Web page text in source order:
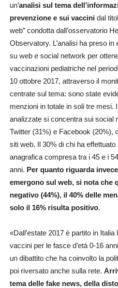
un’analisi sul tema
prevenzione e sui vaccini dal
web” condotta dall’osservatorio
Observatory. L’analisi ha preso
su web e social network per
vaccinazioni pediatriche nel
10 ottobre 2017, attraverso il
centrate sul tema: sono state
menzioni in totale in soli tre mesi.
analizzate si concentra sui social
Twitter (31%) e Facebook (20%),
siti web. Il 30% di chi ha effettuato
anagrafica compresa tra i 45 e i
anni. Per quanto riguarda
emergono sul web, si nota che
negativo (44%), il 40% delle
solo il 16% risulta positivo.
«Dall’estate 2017 è partito in Italia
vaccini per le fasce d’età 0-16
un dibattito che ha coinvolto la
poi riversato anche sulla rete.
tema delle fake news, della